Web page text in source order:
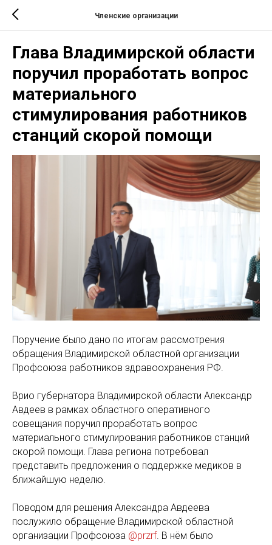
Членские организации
Глава Владимирской области
поручил проработать вопрос
материального
стимулирования работников
станций скорой помощи
Поручение было дано по итогам рассмотрения
обращения Владимирской областной организации
Профсоюза работников здравоохранения РФ.
Врио губернатора Владимирской области Александр
Авдеев в рамках областного оперативного
совещания поручил проработать вопрос
материального стимулирования работников станций
скорой помощи. Глава региона потребовал
представить предложения о поддержке медиков в
ближайшую неделю.
Поводом для решения Александра Авдеева
послужило обращение Владимирской областной
организации Профсоюза @przrf. В нём было